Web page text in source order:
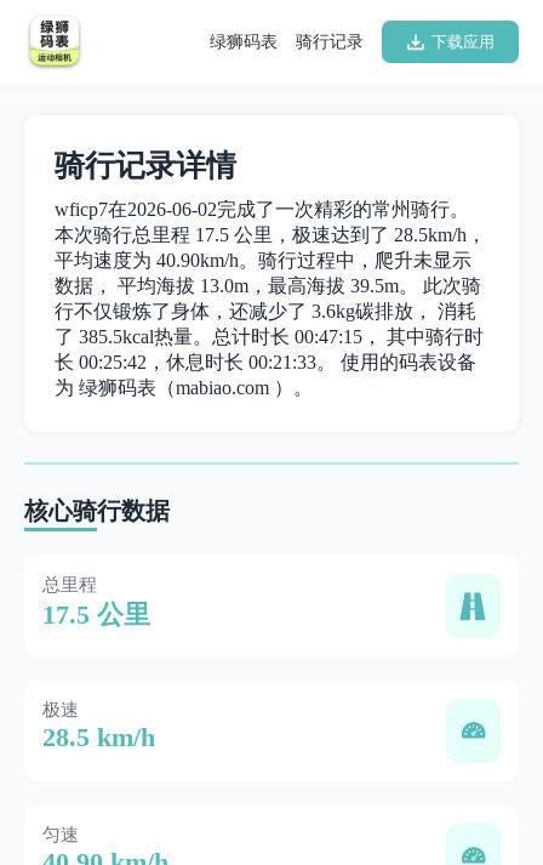
下载应用
骑行记录
绿狮码表
骑行记录详情
wficp7在2026-06-02完成了一次精彩的常州骑行。
本次骑行总里程 17.5 公里，极速达到了 28.5km/h，
平均速度为 40.90km/h。骑行过程中，爬升未显示
数据， 平均海拔 13.0m，最高海拔 39.5m。 此次骑
行不仅锻炼了身体，还减少了 3.6kg碳排放， 消耗
了 385.5kcal热量。总计时长 00:47:15， 其中骑行时
长 00:25:42，休息时长 00:21:33。 使用的码表设备
为 绿狮码表（mabiao.com ）。
核心骑行数据
总里程
17.5 公里
极速
28.5 km/h
匀速